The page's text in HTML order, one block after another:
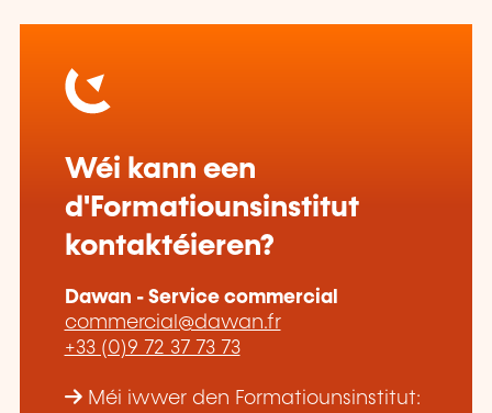
Wéi kann een
d'Formatiounsinstitut
kontaktéieren?
Dawan - Service commercial
commercial@dawan.fr
+33 (0)9 72 37 73 73
Méi iwwer den Formatiounsinstitut: